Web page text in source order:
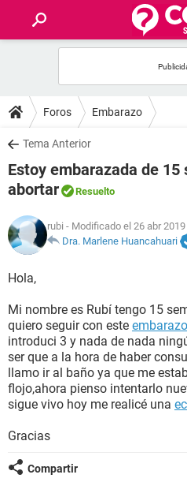
FOROS
SALUD
FAMILIA
NUTRICIÓN
SEXUALIDAD
GLOSARIO
Foros Embarazo
Tema Anterior
Estoy embarazada de 15
abortar
Resuelto
rubi - Modificado el 26 abr
Dra. Marlene Huancahuari
Hola,
Mi nombre es Rubí tengo 15
quiero seguir con este embarazo
introduci 3 y nada de nada
ser que a la hora de haber
llamo ir al baño ya que me
flojo,ahora pienso intentarlo
sigue vivo hoy me realicé una
Gracias
Compartir